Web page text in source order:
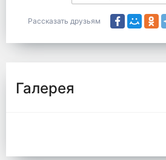
Рассказать друзьям
Галерея